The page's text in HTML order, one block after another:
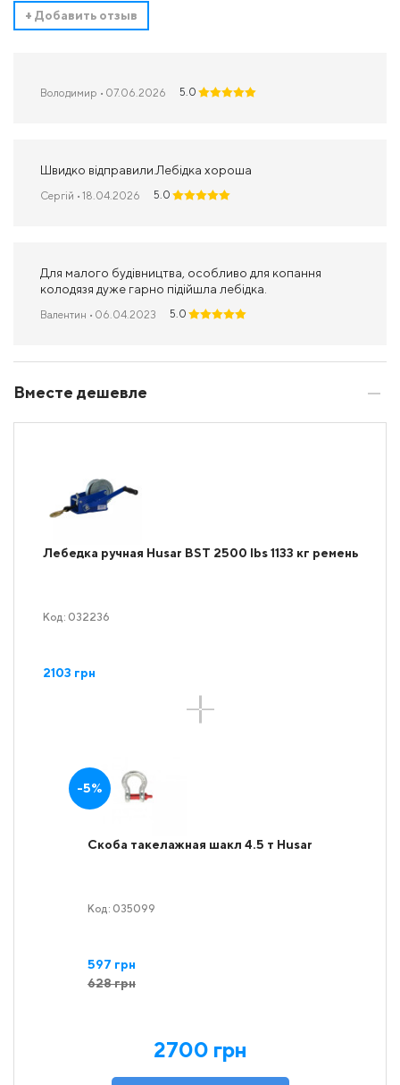
+ Добавить отзыв
Володимир • 07.06.2026 5.0
Швидко відправили.Лебідка хороша
Сергій • 18.04.2026 5.0
Для малого будівництва, особливо для копання
колодязя дуже гарно підійшла лебідка.
Валентин • 06.04.2023 5.0
Вместе дешевле
Лебедка ручная Husar BST 2500 lbs 1133 кг ремень
Код: 032236
2103 грн
-5%
Скоба такелажная шакл 4.5 т Husar
Код: 035099
597 грн
628 грн
2700 грн